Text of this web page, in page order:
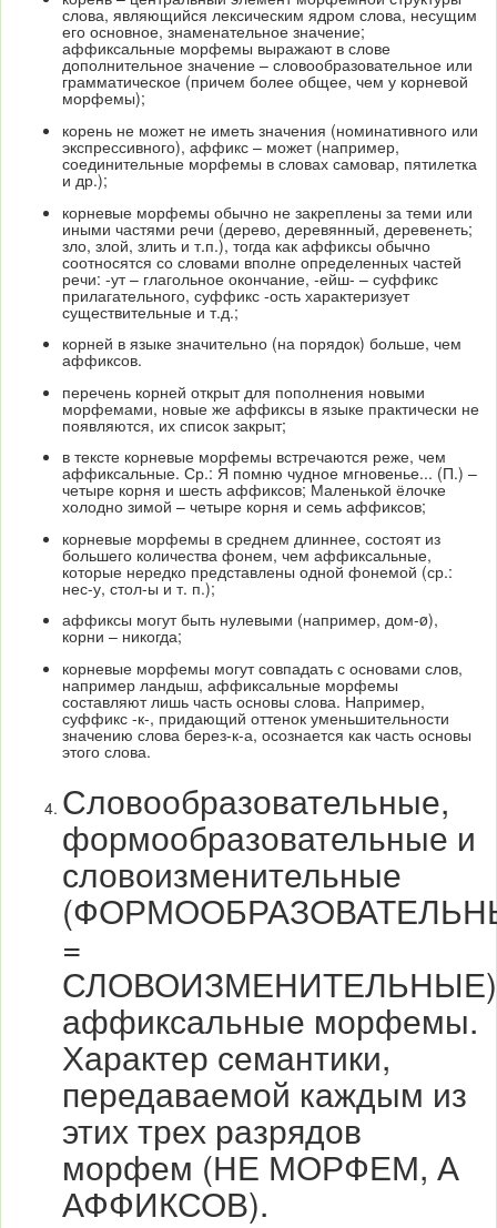
слова, являющийся лексическим ядром слова, несущим
его основное, знаменательное значение;
аффиксальные морфемы выражают в слове
дополнительное значение – словообразовательное или
грамматическое (причем более общее, чем у корневой
морфемы);
корень не может не иметь значения (номинативного или
экспрессивного), аффикс – может (например,
соединительные морфемы в словах самовар, пятилетка
и др.);
корневые морфемы обычно не закреплены за теми или
иными частями речи (дерево, деревянный, деревенеть;
зло, злой, злить и т.п.), тогда как аффиксы обычно
соотносятся со словами вполне определенных частей
речи: -ут – глагольное окончание, -ейш- – суффикс
прилагательного, суффикс -ость характеризует
существительные и т.д.;
корней в языке значительно (на порядок) больше, чем
аффиксов.
перечень корней открыт для пополнения новыми
морфемами, новые же аффиксы в языке практически не
появляются, их список закрыт;
в тексте корневые морфемы встречаются реже, чем
аффиксальные. Ср.: Я помню чудное мгновенье... (П.) –
четыре корня и шесть аффиксов; Маленькой ёлочке
холодно зимой – четыре корня и семь аффиксов;
корневые морфемы в среднем длиннее, состоят из
большего количества фонем, чем аффиксальные,
которые нередко представлены одной фонемой (ср.:
нес-у, стол-ы и т. п.);
аффиксы могут быть нулевыми (например, дом-ø),
корни – никогда;
корневые морфемы могут совпадать с основами слов,
например ландыш, аффиксальные морфемы
составляют лишь часть основы слова. Например,
суффикс -к-, придающий оттенок уменьшительности
значению слова берез-к-а, осознается как часть основы
этого слова.
Словообразовательные,
формообразовательные и
словоизменительные
=
СЛОВОИЗМЕНИТЕЛЬНЫЕ)
аффиксальные морфемы.
Характер семантики,
передаваемой каждым из
этих трех разрядов
морфем (НЕ МОРФЕМ, А
АФФИКСОВ).